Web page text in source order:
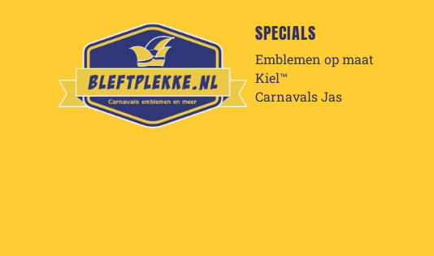
SPECIALS
Emblemen op maat
Kiel™
Carnavals Jas